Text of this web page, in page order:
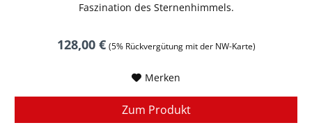
Faszination des Sternenhimmels.
128,00 € (5% Rückvergütung mit der NW-Karte)
Merken
Zum Produkt